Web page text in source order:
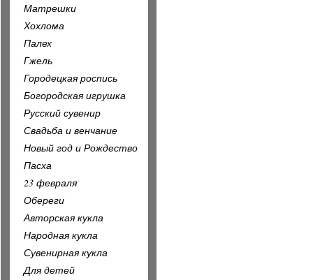
Матрешки
Хохлома
Палех
Гжель
Городецкая роспись
Богородская игрушка
Русский сувенир
Свадьба и венчание
Новый год и Рождество
Пасха
23 февраля
Обереги
Авторская кукла
Народная кукла
Сувенирная кукла
Для детей